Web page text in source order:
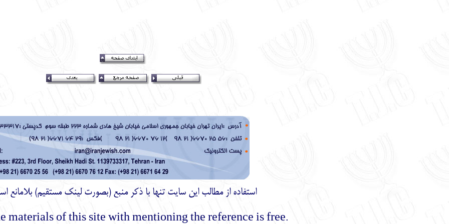
استفاده از مطالب اين سايت تنها با ذكر منبع (بصورت لینک مستقیم) بلامانع
.Using the materials of this site with mentioning the reference is free